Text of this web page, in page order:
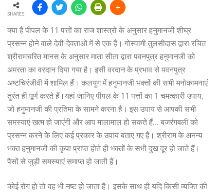
SHARES
क्या है पीपल के 11 पत्तों का राज शास्त्रों के अनुसार हनुमानजी शीघ्र
प्रसन्न होने वाले देवी-देवताओं में से एक हैं। गोस्वामी तुलसीदास द्वारा रचित
श्रीरामचरित मानस के अनुसार माता सीता द्वारा पवनपुत्र हनुमानजी को
अमरता का वरदान दिया गया है। इसी वरदान के प्रभाव से पवनपुत्र
अष्टचिरंजीवी में शामिल हैं। कलयुग में हनुमानजी भक्तों की सभी मनोकामनाएं
तुरंत ही पूर्ण करते हैं।यहां जानिए पीपल के 11 पत्तों का 1 चमत्कारी उपाय,
जो हनुमानजी की प्रतिमा के सामने करना है। इस उपाय से आपकी सभी
समस्याएं खत्म हो जाएंगी और आप मालामाल हो सकते हैं… बजरंगबली को
प्रसन्न करने के लिए कई प्रकार के उपाय बताए गए हैं। श्रीराम के अनन्य
भक्त हनुमानजी की कृपा प्राप्त होते ही भक्तों के सभी दुख दूर हो जाते हैं।
पैसों से जुड़ी समस्याएं समाप्त हो जाती हैं।
कोई रोग हो तो वह भी नष्ट हो जाता है। इसके साथ ही यदि किसी व्यक्ति की